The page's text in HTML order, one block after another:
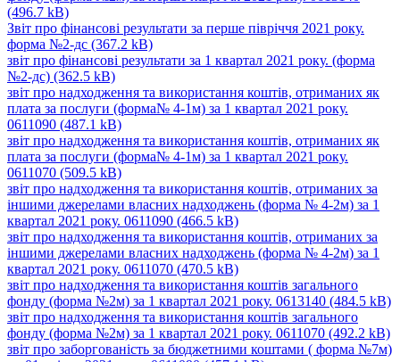
(496.7 kB)
Звіт про фінансові результати за перше півріччя 2021 року.
форма №2-дс (367.2 kB)
звіт про фінансові результати за 1 квартал 2021 року. (форма
№2-дс) (362.5 kB)
звіт про надходження та використання коштів, отриманих як
плата за послуги (форма№ 4-1м) за 1 квартал 2021 року.
0611090 (487.1 kB)
звіт про надходження та використання коштів, отриманих як
плата за послуги (форма№ 4-1м) за 1 квартал 2021 року.
0611070 (509.5 kB)
звіт про надходження та використання коштів, отриманих за
іншими джерелами власних надходжень (форма № 4-2м) за 1
квартал 2021 року. 0611090 (466.5 kB)
звіт про надходження та використання коштів, отриманих за
іншими джерелами власних надходжень (форма № 4-2м) за 1
квартал 2021 року. 0611070 (470.5 kB)
звіт про надходження та використання коштів загального
фонду (форма №2м) за 1 квартал 2021 року. 0613140 (484.5 kB)
звіт про надходження та використання коштів загального
фонду (форма №2м) за 1 квартал 2021 року. 0611070 (492.2 kB)
звіт про заборгованість за бюджетними коштами ( форма №7м)